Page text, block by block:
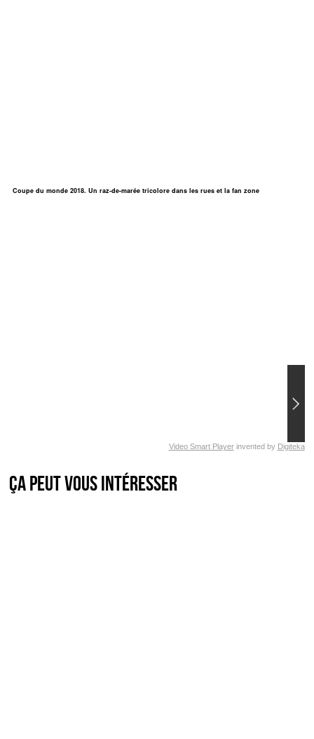
Coupe du monde 2018. Un raz-de-marée tricolore dans les rues et la fan zone
Video Smart Playerinvented by Digiteka
Ça peut vous intéresser